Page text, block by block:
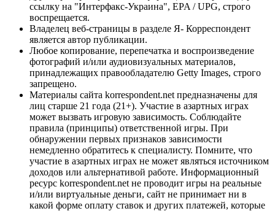
ссылку на "Интерфакс-Украина", EPA / UPG, строго
воспрещается.
Владелец веб-страницы в разделе Я- Корреспондент
является автор публикации.
Любое копирование, перепечатка и воспроизведение
фотографий и/или аудиовизуальных материалов,
принадлежащих правообладателю Getty Images, строго
запрещено.
Материалы сайта korrespondent.net предназначены для
лиц старше 21 года (21+). Участие в азартных играх
может вызвать игровую зависимость. Соблюдайте
правила (принципы) ответственной игры. При
обнаружении первых признаков зависимости
немедленно обратитесь к специалисту. Помните, что
участие в азартных играх не может являться источником
доходов или альтернативой работе. Информационный
ресурс korrespondent.net не проводит игры на реальные
и/или виртуальные деньги, сайт не принимает ни в
какой форме оплату ставок и других платежей, которые